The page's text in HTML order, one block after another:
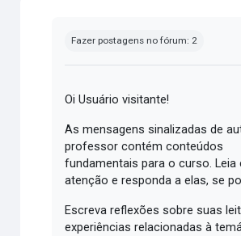
Fazer postagens no fórum: 2
Oi Usuário visitante!
As mensagens sinalizadas de
professor contém conteúdos
fundamentais para o curso. Leia
atenção e responda a elas, se
Escreva reflexões sobre suas
experiências relacionadas à